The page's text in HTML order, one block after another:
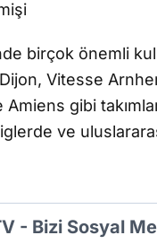
birçok önemli
Vitesse
gibi
ve
- Bizi Sosyal